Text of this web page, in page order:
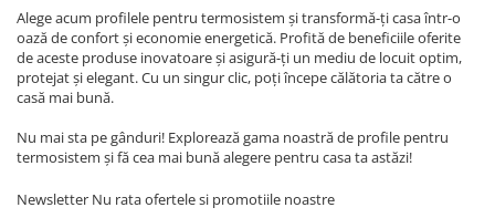
Alege acum profilele pentru termosistem și transformă-ți casa într-o
oază de confort și economie energetică. Profită de beneficiile oferite
de aceste produse inovatoare și asigură-ți un mediu de locuit optim,
protejat și elegant. Cu un singur clic, poți începe călătoria ta către o
casă mai bună.
Nu mai sta pe gânduri! Explorează gama noastră de profile pentru
termosistem și fă cea mai bună alegere pentru casa ta astăzi!
Newsletter Nu rata ofertele si promotiile noastre